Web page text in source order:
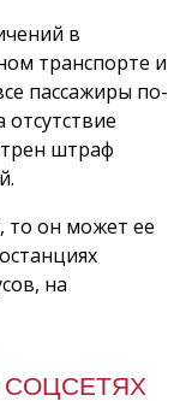
в
транспорте и
пассажиры по-
штраф
то он может ее
на